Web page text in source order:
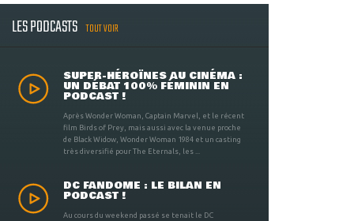
LES PODCASTS TOUT VOIR
SUPER-HÉROÏNES AU CINÉMA :
UN DÉBAT 100% FÉMININ EN
PODCAST !
Après Wonder Woman, Captain Marvel, et le récent
film Birds of Prey, mais aussi avec la venue proche
de Black Widow, Wonder Woman 1984 et un casting
très diversifié pour The Eternals, les ...
DC FANDOME : LE BILAN EN
PODCAST !
Au cours du weekend passé se tenait le DC